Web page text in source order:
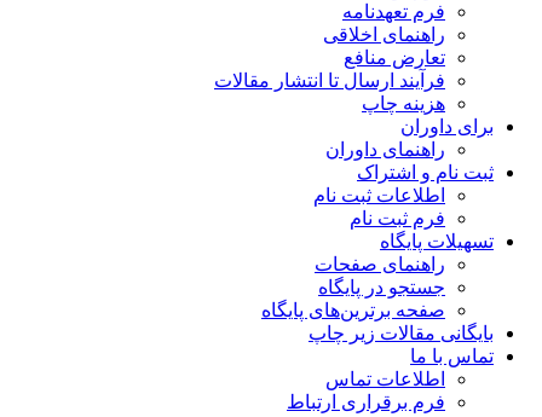
فرم تعهدنامه
راهنمای اخلاقی
تعارض منافع
فرآیند ارسال تا انتشار مقالات
هزینه چاپ
برای داوران
راهنمای داوران
ثبت نام و اشتراک
اطلاعات ثبت نام
فرم ثبت نام
تسهیلات پایگاه
راهنمای صفحات
جستجو در پایگاه
صفحه برترین‌های پایگاه
بایگانی مقالات زیر چاپ
تماس با ما
اطلاعات تماس
فرم برقراری ارتباط